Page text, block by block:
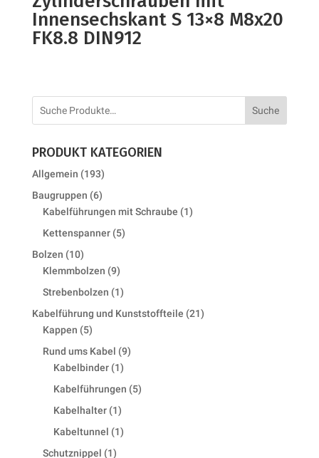
Innensechskant S 13×8 M8x20
FK8.8 DIN912
Suche
PRODUKT KATEGORIEN
Allgemein 193193
products
Baugruppen 66
products
Kabelführungen mit Schraube 11
Kettenspanner 55
Bolzen 1010
products
Klemmbolzen 99
products
Strebenbolzen 11
product
Kabelführung und Kunststoffteile 2121
Kappen 55
products
Rund ums Kabel 99
Kabelbinder 11
product
Kabelführungen 55
Kabelhalter 11
product
Kabeltunnel 11
Schutznippel 11